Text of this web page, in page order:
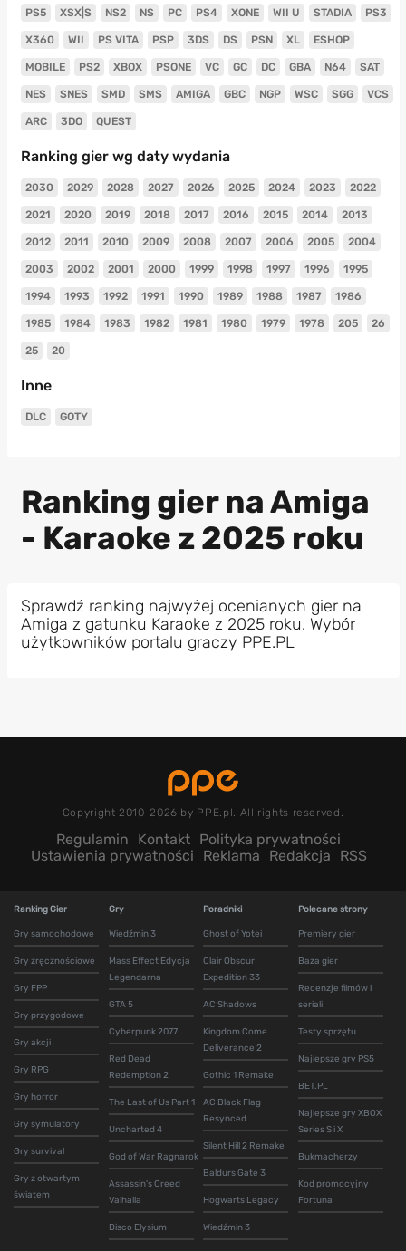
PS5 XSX|S NS2 NS PC PS4 XONE WII U STADIA PS3
X360 WII PS VITA PSP 3DS DS PSN XL ESHOP
MOBILE PS2 XBOX PSONE VC GC DC GBA N64 SAT
NES SNES SMD SMS AMIGA GBC NGP WSC SGG VCS
ARC 3DO QUEST
Ranking gier wg daty wydania
2030 2029 2028 2027 2026 2025 2024 2023 2022
2021 2020 2019 2018 2017 2016 2015 2014 2013
2012 2011 2010 2009 2008 2007 2006 2005 2004
2003 2002 2001 2000 1999 1998 1997 1996 1995
1994 1993 1992 1991 1990 1989 1988 1987 1986
1985 1984 1983 1982 1981 1980 1979 1978 205 26
25 20
Inne
DLC GOTY
Ranking gier na Amiga
- Karaoke z 2025 roku
Sprawdź ranking najwyżej ocenianych gier na
Amiga z gatunku Karaoke z 2025 roku. Wybór
użytkowników portalu graczy PPE.PL
Copyright 2010-2026 by PPE.pl. All rights reserved.
Regulamin Kontakt Polityka prywatności
Ustawienia prywatności
Reklama Redakcja RSS
Ranking Gier
Gry samochodowe
Gry zręcznościowe
Gry FPP
Gry przygodowe
Gry akcji
Gry RPG
Gry horror
Gry symulatory
Gry survival
Gry z otwartym
światem
Gry
Wiedźmin 3
Mass Effect Edycja
Legendarna
GTA 5
Cyberpunk 2077
Red Dead
Redemption 2
The Last of Us Part 1
Uncharted 4
God of War Ragnarok
Assassin's Creed
Valhalla
Disco Elysium
Poradniki
Ghost of Yotei
Clair Obscur
Expedition 33
AC Shadows
Kingdom Come
Deliverance 2
Gothic 1 Remake
AC Black Flag
Resynced
Silent Hill 2 Remake
Baldurs Gate 3
Hogwarts Legacy
Wiedźmin 3
Polecane strony
Premiery gier
Baza gier
Recenzje filmów i
seriali
Testy sprzętu
Najlepsze gry PS5
BET.PL
Najlepsze gry XBOX
Series S i X
Bukmacherzy
Kod promocyjny
Fortuna